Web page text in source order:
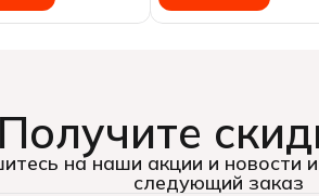
Получите
на наши акции и новости
следующий заказ